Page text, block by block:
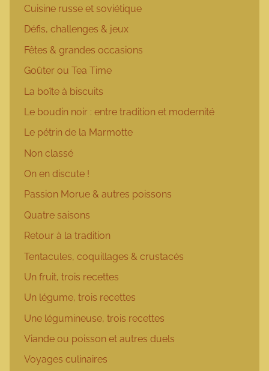
Cuisine russe et soviétique
Défis, challenges & jeux
Fêtes & grandes occasions
Goûter ou Tea Time
La boîte à biscuits
Le boudin noir : entre tradition et modernité
Le pétrin de la Marmotte
Non classé
On en discute !
Passion Morue & autres poissons
Quatre saisons
Retour à la tradition
Tentacules, coquillages & crustacés
Un fruit, trois recettes
Un légume, trois recettes
Une légumineuse, trois recettes
Viande ou poisson et autres duels
Voyages culinaires